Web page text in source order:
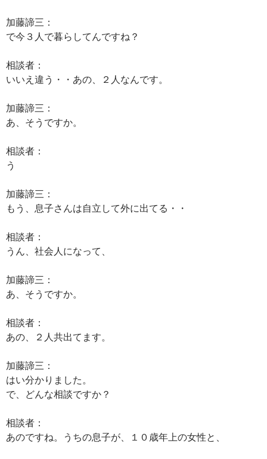
加藤諦三：
で今３人で暮らしてんですね？
相談者：
いいえ違う・・あの、２人なんです。
加藤諦三：
あ、そうですか。
相談者：
う
加藤諦三：
もう、息子さんは自立して外に出てる・・
相談者：
うん、社会人になって、
加藤諦三：
あ、そうですか。
相談者：
あの、２人共出てます。
加藤諦三：
はい分かりました。
で、どんな相談ですか？
相談者：
あのですね。うちの息子が、１０歳年上の女性と、